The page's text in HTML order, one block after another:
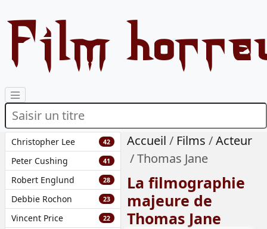
Film
Christopher Lee 42
Peter Cushing 41
Robert Englund 28
Debbie Rochon 23
Vincent Price 22
Accueil Films
Acteur
Thomas Jane
La filmographie
majeure de
Thomas Jane